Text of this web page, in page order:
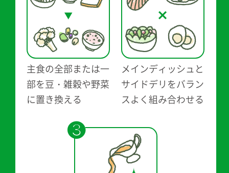
主食の全部または一
部を豆・雑穀や野菜
に置き換える
メインディッシュと
サイドデリをバラン
スよく組み合わせる
❸